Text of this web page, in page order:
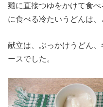
麺に直接つゆをかけて食
に食べる冷たいうどんは
献立は、ぶっかけうどん
ースでした。